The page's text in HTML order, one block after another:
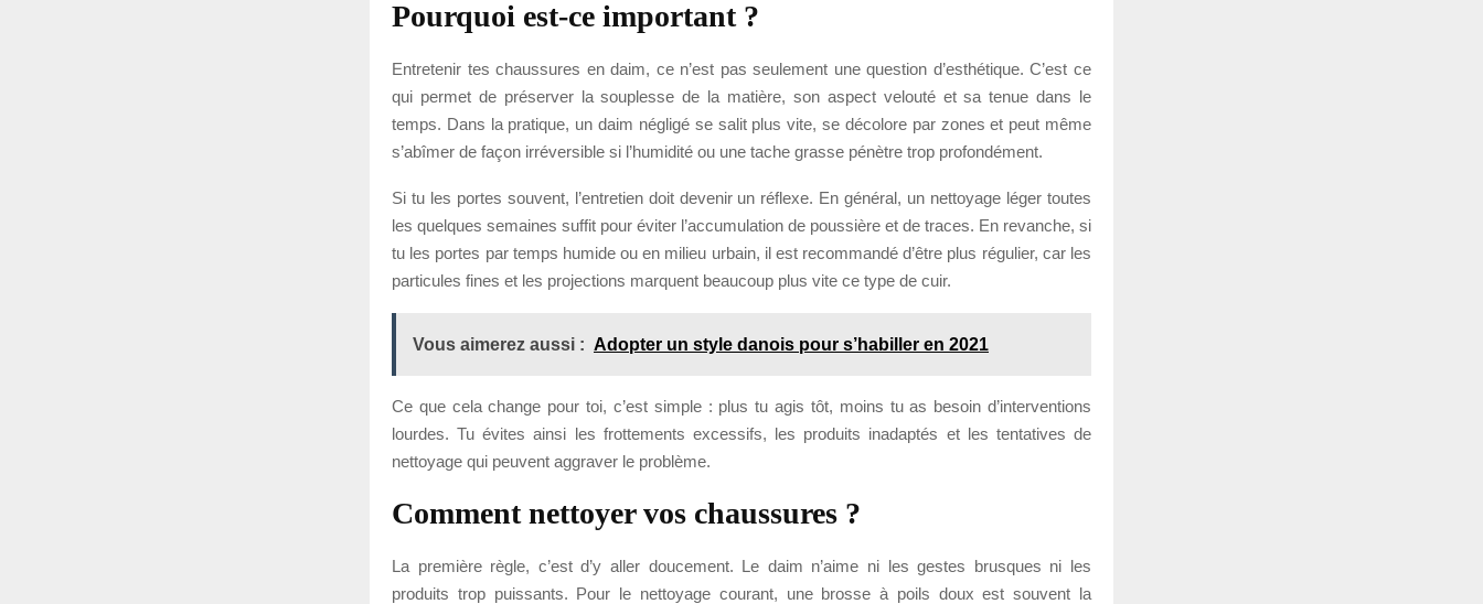
Pourquoi est-ce important ?
Entretenir tes chaussures en daim, ce n’est pas seulement une question d’esthétique. C’est ce
qui permet de préserver la souplesse de la matière, son aspect velouté et sa tenue dans le
temps. Dans la pratique, un daim négligé se salit plus vite, se décolore par zones et peut même
s’abîmer de façon irréversible si l’humidité ou une tache grasse pénètre trop profondément.
Si tu les portes souvent, l’entretien doit devenir un réflexe. En général, un nettoyage léger toutes
les quelques semaines suffit pour éviter l’accumulation de poussière et de traces. En revanche, si
tu les portes par temps humide ou en milieu urbain, il est recommandé d’être plus régulier, car les
particules fines et les projections marquent beaucoup plus vite ce type de cuir.
Vous aimerez aussi : Adopter un style danois pour s’habiller en 2021
Ce que cela change pour toi, c’est simple : plus tu agis tôt, moins tu as besoin d’interventions
lourdes. Tu évites ainsi les frottements excessifs, les produits inadaptés et les tentatives de
nettoyage qui peuvent aggraver le problème.
Comment nettoyer vos chaussures ?
La première règle, c’est d’y aller doucement. Le daim n’aime ni les gestes brusques ni les
produits trop puissants. Pour le nettoyage courant, une brosse à poils doux est souvent la